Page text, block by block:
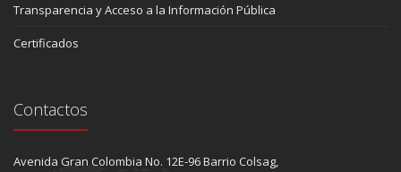
Transparencia y Acceso a la Información Pública
Certificados
Contactos
Avenida Gran Colombia No. 12E-96 Barrio Colsag,